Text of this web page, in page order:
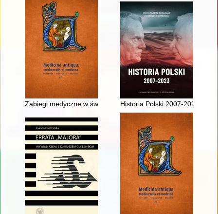
Zabiegi medyczne w świetle arabskiego traktatu Albucasisa
Historia Polski 2007-2023